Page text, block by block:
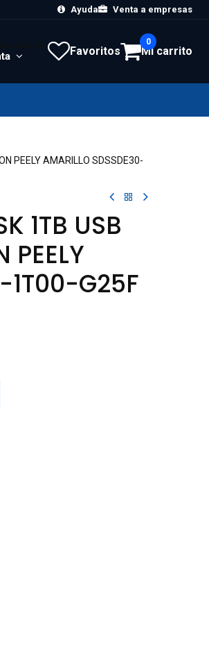
Ayuda Venta a empresas
Favoritos Mi carrito
0
PEELY AMARILLO SDSSDE30-
1TB USB
1T00-G25F